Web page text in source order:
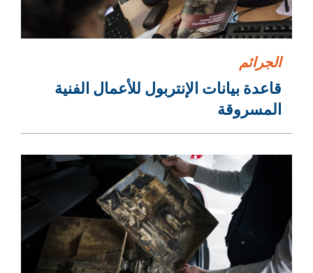
الجرائم
قاعدة بيانات الإنتربول للأعمال الفنية
المسروقة